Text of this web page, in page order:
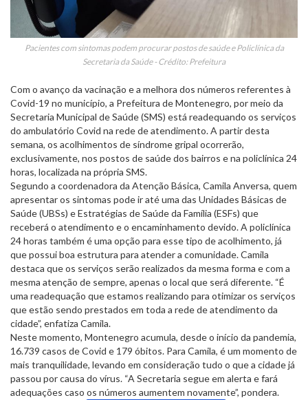
Pacientes com sintomas podem procurar postos de saúde e Policlínica da
Secretaria da Saúde - Crédito: Prefeitura
Com o avanço da vacinação e a melhora dos números referentes à
Covid-19 no município, a Prefeitura de Montenegro, por meio da
Secretaria Municipal de Saúde (SMS) está readequando os serviços
do ambulatório Covid na rede de atendimento. A partir desta
semana, os acolhimentos de síndrome gripal ocorrerão,
exclusivamente, nos postos de saúde dos bairros e na policlínica 24
horas, localizada na própria SMS.
Segundo a coordenadora da Atenção Básica, Camila Anversa, quem
apresentar os sintomas pode ir até uma das Unidades Básicas de
Saúde (UBSs) e Estratégias de Saúde da Família (ESFs) que
receberá o atendimento e o encaminhamento devido. A policlínica
24 horas também é uma opção para esse tipo de acolhimento, já
que possui boa estrutura para atender a comunidade. Camila
destaca que os serviços serão realizados da mesma forma e com a
mesma atenção de sempre, apenas o local que será diferente. “É
uma readequação que estamos realizando para otimizar os serviços
que estão sendo prestados em toda a rede de atendimento da
cidade”, enfatiza Camila.
Neste momento, Montenegro acumula, desde o início da pandemia,
16.739 casos de Covid e 179 óbitos. Para Camila, é um momento de
mais tranquilidade, levando em consideração tudo o que a cidade já
passou por causa do vírus. “A Secretaria segue em alerta e fará
adequações caso os números aumentem novamente”, pondera.